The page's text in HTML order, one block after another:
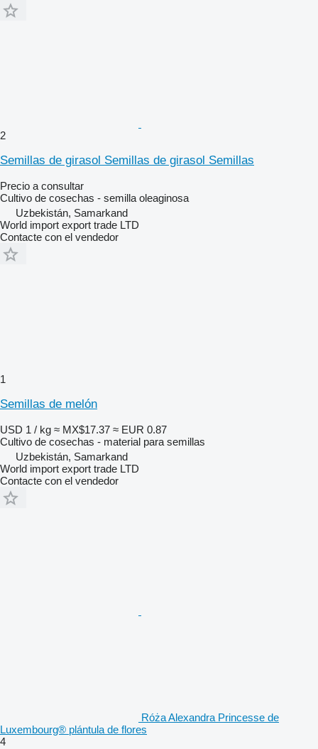
2
Semillas de girasol Semillas de girasol Semillas
Precio a consultar
Cultivo de cosechas - semilla oleaginosa
Uzbekistán, Samarkand
World import export trade LTD
Contacte con el vendedor
1
Semillas de melón
USD 1 / kg ≈ MX$17.37 ≈ EUR 0.87
Cultivo de cosechas - material para semillas
Uzbekistán, Samarkand
World import export trade LTD
Contacte con el vendedor
Róża Alexandra Princesse de
Luxembourg® plántula de flores
4